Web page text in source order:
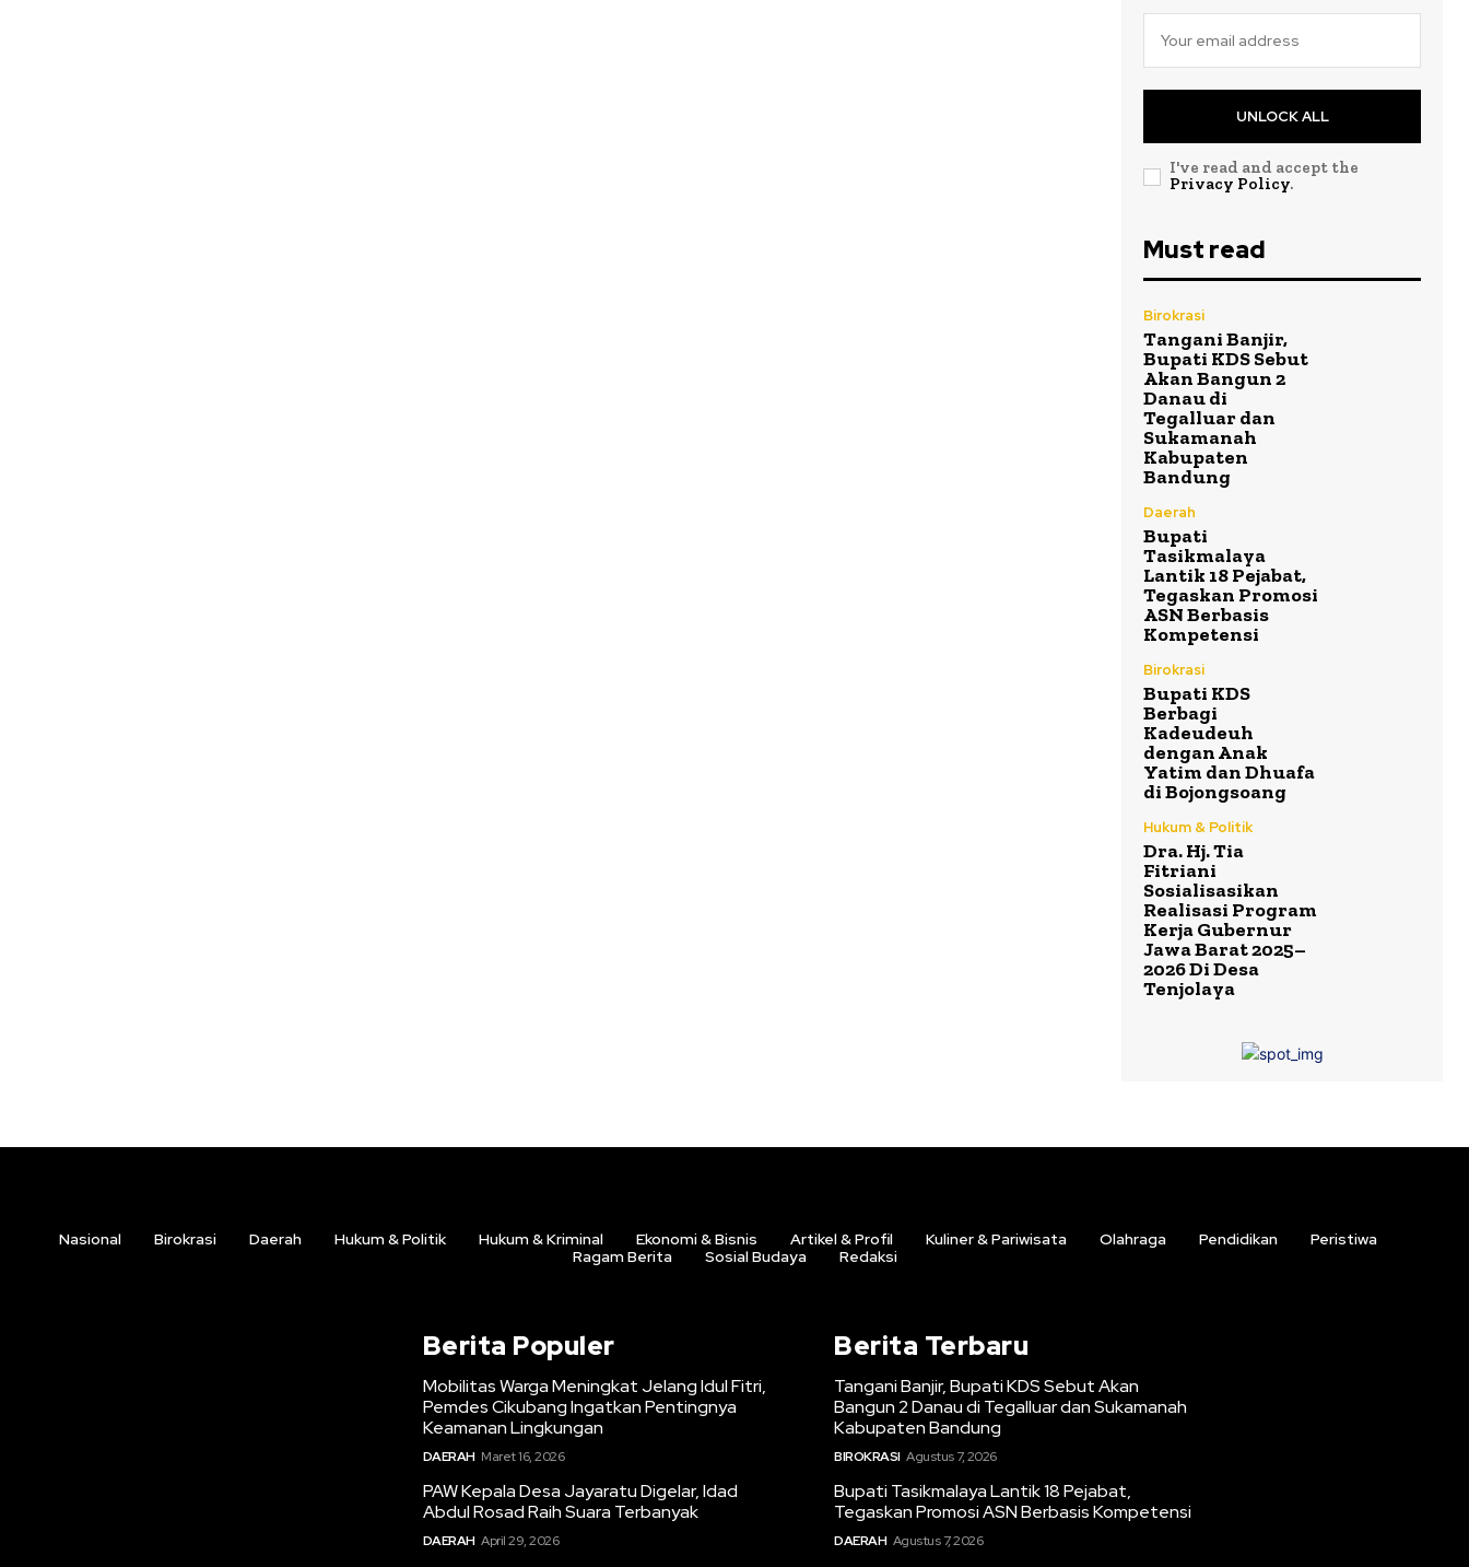
UNLOCK ALL
I've read and accept the
Privacy Policy.
Must read
Birokrasi
Tangani Banjir,
Bupati KDS Sebut
Akan Bangun 2
Danau di
Tegalluar dan
Sukamanah
Kabupaten
Bandung
Daerah
Bupati
Tasikmalaya
Lantik 18 Pejabat,
Tegaskan Promosi
ASN Berbasis
Kompetensi
Birokrasi
Bupati KDS
Berbagi
Kadeudeuh
dengan Anak
Yatim dan Dhuafa
di Bojongsoang
Hukum & Politik
Dra. Hj. Tia
Fitriani
Sosialisasikan
Realisasi Program
Kerja Gubernur
Jawa Barat 2025–
2026 Di Desa
Tenjolaya
Nasional Birokrasi Daerah Hukum & Politik Hukum & Kriminal Ekonomi & Bisnis Artikel & Profil Kuliner & Pariwisata Olahraga Pendidikan
Peristiwa
Ragam Berita
Sosial Budaya Redaksi
Berita Populer
Mobilitas Warga Meningkat Jelang Idul Fitri,
Pemdes Cikubang Ingatkan Pentingnya
Keamanan Lingkungan
DAERAH Maret 16, 2026
PAW Kepala Desa Jayaratu Digelar, Idad
Abdul Rosad Raih Suara Terbanyak
DAERAH April 29, 2026
Berita Terbaru
Tangani Banjir, Bupati KDS Sebut Akan
Bangun 2 Danau di Tegalluar dan Sukamanah
Kabupaten Bandung
BIROKRASI Agustus 7, 2026
Bupati Tasikmalaya Lantik 18 Pejabat,
Tegaskan Promosi ASN Berbasis Kompetensi
DAERAH Agustus 7, 2026